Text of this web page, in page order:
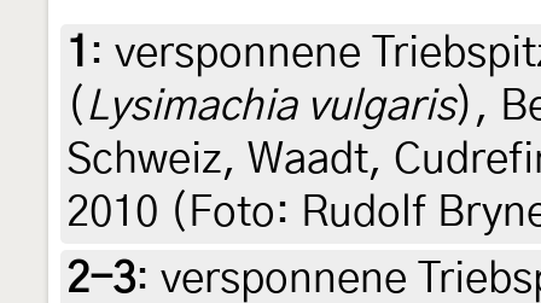
1 : versponnene
( Lysimachia vulgaris),
Schweiz, Waadt,
2010 (Foto: Rudolf
2-3: versponnene